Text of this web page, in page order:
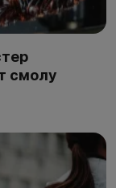
смолу